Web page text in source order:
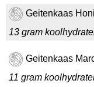
Geitenkaas
13 gram
Geitenkaas
11 gram